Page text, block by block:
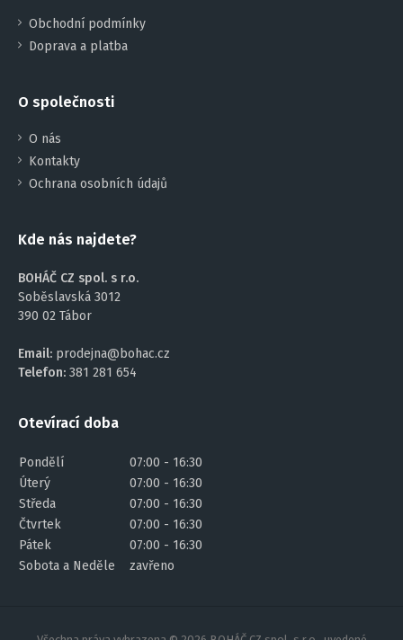
Obchodní podmínky
Doprava a platba
O společnosti
O nás
Kontakty
Ochrana osobních údajů
Kde nás najdete?
BOHÁČ CZ spol. s r.o.
Soběslavská 3012
390 02 Tábor
Email: prodejna@bohac.cz
Telefon: 381 281 654
Otevírací doba
Pondělí
07:00 - 16:30
Úterý
07:00 - 16:30
Středa
07:00 - 16:30
Čtvrtek
07:00 - 16:30
Pátek
07:00 - 16:30
Sobota a Neděle
zavřeno